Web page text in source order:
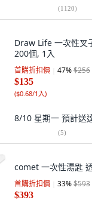
(1120)
Draw Life 一次性叉
200個, 1入
首購折扣價 47%$256
$135
($0.68/1入)
8/10 星期一 預計送
(5)
comet 一次性湯匙
首購折扣價 33%$593
$393